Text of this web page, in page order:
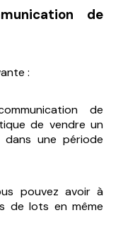
de
:
de
de vendre un
dans une période
pouvez avoir à
de lots en même